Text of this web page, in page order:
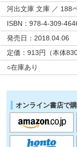
河出文庫 文庫 ／ 188
ISBN：978-4-309-
発売日：2018.04.06
定価：913円（本体830
○在庫あり
オンライン書店で